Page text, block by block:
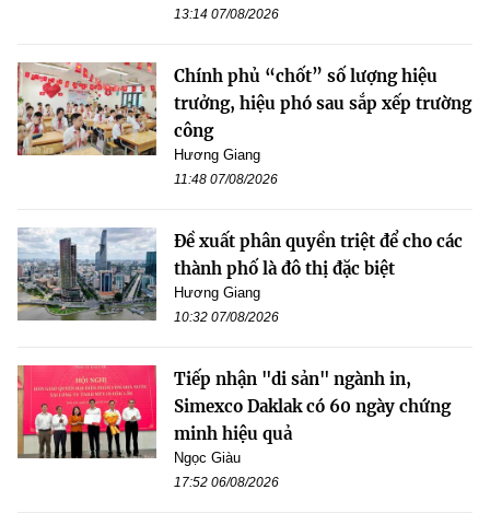
13:14 07/08/2026
Chính phủ “chốt” số lượng hiệu
trưởng, hiệu phó sau sắp xếp trường
công
Hương Giang
11:48 07/08/2026
Đề xuất phân quyền triệt để cho các
thành phố là đô thị đặc biệt
Hương Giang
10:32 07/08/2026
Tiếp nhận "di sản" ngành in,
Simexco Daklak có 60 ngày chứng
minh hiệu quả
Ngọc Giàu
17:52 06/08/2026